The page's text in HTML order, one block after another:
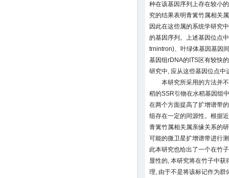
种在该基因序列上存在较小
究的结果表明青篱竹属相关
因此在这些属的系统学研究
的基因序列。上述基因位点
trnintron)、叶绿体基因基因
基因组rDNA的ITS区有较快
研究中, 应从这些基因位点中
本研究所采用的方法并
稻的SSR引物在水稻基因组
在两个方面提高了扩增谱带
组存在一定的同源性。根据
青篱竹属相关属亲缘关系的
可能的微卫星扩增谱带进行
此本研究也给出了一个在竹
显性的, 本研究将在竹子中
理, 由于不是将该标记作为群